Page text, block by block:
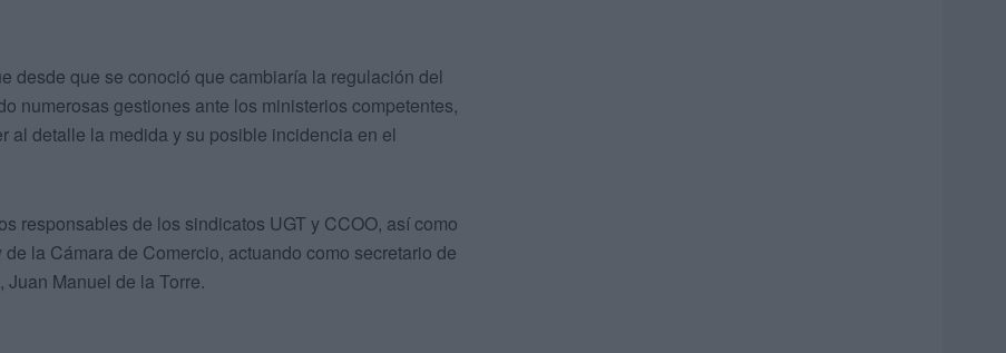
desde que se conoció que cambiaría la regulación del
numerosas gestiones ante los ministerios competentes,
al detalle la medida y su posible incidencia en el
responsables de los sindicatos UGT y CCOO, así como
la Cámara de Comercio, actuando como secretario de
Manuel de la Torre.